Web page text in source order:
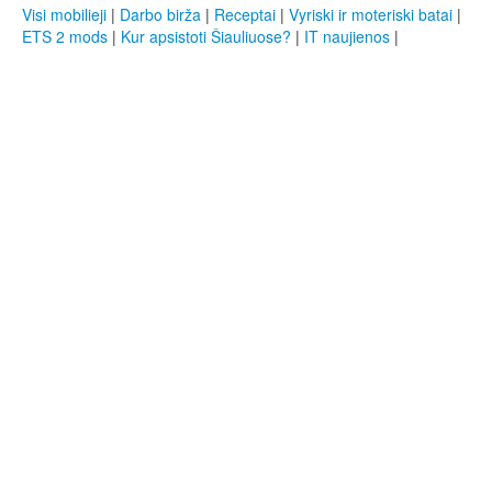
Visi mobilieji | Darbo birža | Receptai | Vyriski ir moteriski batai |
ETS 2 mods | Kur apsistoti Šiauliuose? | IT naujienos |